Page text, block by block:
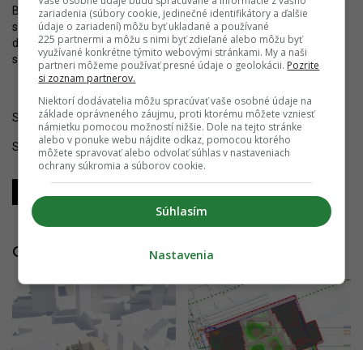
Bratislavy, je už veľmi blízko. Doplnia ju komplexy súčasných
stavieb, ktoré ďalej prispejú k zmene obrazu mesta. Po
dobudovaní downtownu získa metropola dynamicky pôsobiace
srdce, výnimočné aj v stredoeurópskom kontexte.
Sledujte YIM.BA naInstagrame.
Sledujte YIM.BA na YouTube.
Galéria
zariadenia (súbory cookie, jedinečné identifikátory a ďalšie
údaje o zariadení) môžu byť ukladané a používané
225 partnermi a môžu s nimi byť zdieľané alebo môžu byť
využívané konkrétne týmito webovými stránkami. My a naši
partneri môžeme používať presné údaje o geolokácii. Pozrite
si zoznam partnerov.
Niektorí dodávatelia môžu spracúvať vaše osobné údaje na
základe oprávneného záujmu, proti ktorému môžete vzniesť
námietku pomocou možností nižšie. Dole na tejto stránke
alebo v ponuke webu nájdite odkaz, pomocou ktorého
môžete spravovať alebo odvolať súhlas v nastaveniach
ochrany súkromia a súborov cookie.
Súhlasím
Nastavenia